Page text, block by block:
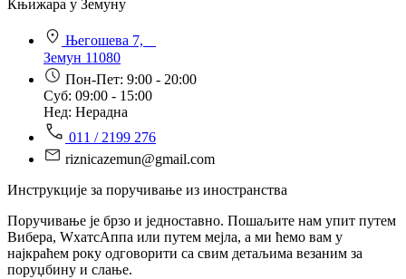
Књижара у Земуну
Његошева 7,
Земун 11080
Пон-Пет: 9:00 - 20:00
Суб: 09:00 - 15:00
Нед: Нерадна
011 / 2199 276
riznicazemun@gmail.com
Инструкције за поручивање из иностранства
Поручивање је брзо и једноставно. Пошаљите нам упит путем
Вибера, WхатсАппа или путем мејла, а ми ћемо вам у
најкраћем року одговорити са свим детаљима везаним за
поруџбину и слање.